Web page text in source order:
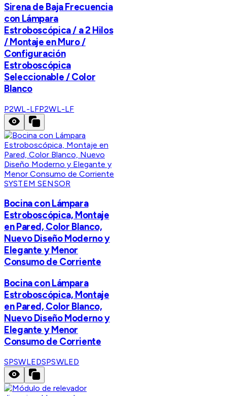
Sirena de Baja Frecuencia
con Lámpara
Estroboscópica / a 2 Hilos
/ Montaje en Muro /
Configuración
Estroboscópica
Seleccionable / Color
Blanco
P2WL-LFP2WL-LF
SYSTEM SENSOR
Bocina con Lámpara
Estroboscópica, Montaje
en Pared, Color Blanco,
Nuevo Diseño Moderno y
Elegante y Menor
Consumo de Corriente
Bocina con Lámpara
Estroboscópica, Montaje
en Pared, Color Blanco,
Nuevo Diseño Moderno y
Elegante y Menor
Consumo de Corriente
SPSWLEDSPSWLED